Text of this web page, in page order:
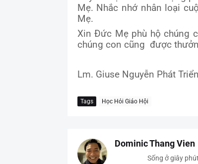
Mẹ. Nhắc nhớ nhân loại
Mẹ.
Xin Đức Mẹ phù hộ chúng
chúng con cũng được
Lm. Giuse Nguyễn Phát
Tags Học Hỏi Giáo Hội
Dominic Thang Vien
Sống ở giây